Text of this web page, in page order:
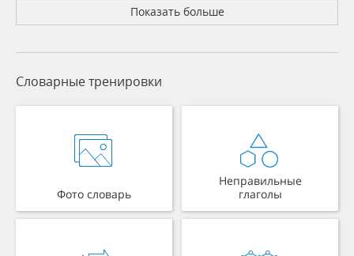
Показать больше
Словарные тренировки
Фото словарь
Неправильные
глаголы